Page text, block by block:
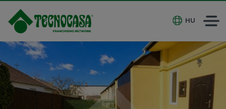
HU